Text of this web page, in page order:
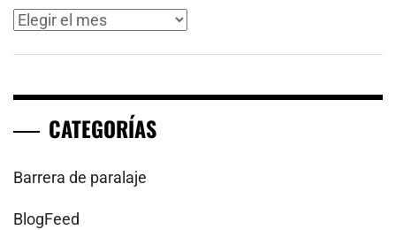
Archivos
CATEGORÍAS
Barrera de paralaje
BlogFeed